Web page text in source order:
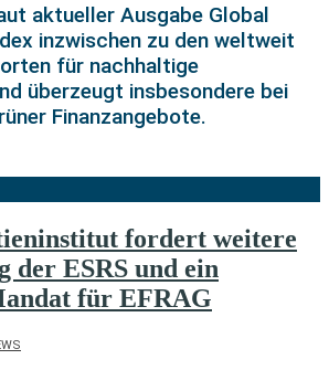
aktueller Ausgabe Global
inzwischen zu den weltweit
für nachhaltige
überzeugt insbesondere bei
Finanzangebote.
fordert weitere
der ESRS und ein
für EFRAG